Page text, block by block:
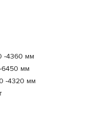
-4360 мм
6450 мм
-4320 мм